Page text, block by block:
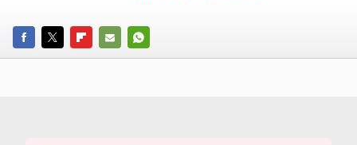
FACEBOOKTWITTERFLIPBOARD
E-
WHATSAPP